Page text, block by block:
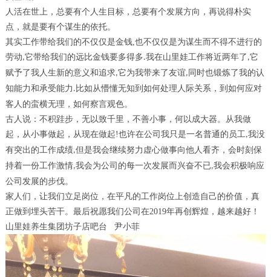
人活在世上，总要有个人生目标，总要有个发展方向，再说得朴实
点，就是要有个谋生的依托。
其实工作带给我们的不仅仅是金钱,也不仅仅是为谋生而不得不进行的
劳动,它带给我们的远比金钱要多得多.我在山里娃工作将近两年了 ,它
赋予了我人生新的意义和追求,它为我带来了友谊, 同时也锻炼了我的认
知能力和承受能力 . 比如从懵懂无知到如何处理人际关系，到如何应对
客人的蛮横无理，如何察言观色。
古人说：不积跬步，无以致千里，不善小事，何以成大器。从我做
起，从小事做起，从现在做起!也许在公司我只是一名普通的员工,我没
有突出的工作成绩,但是我会继续努力虚心做事向他人看齐，会时刻保
持着一份工作激情,我会为公司的每一次发展而兴奋不已,我会积极响应
公司发展的步伐。
家人们，让我们立足岗位，在平凡的工作岗位上创造自己的价值，真
正做到埋头苦干。最后祝愿我们公司在2019年再创辉煌，越来越好！
山里娃养生集团坊子店吧台 尹小菲